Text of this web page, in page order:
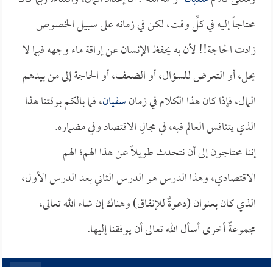
محتاجاً إليه في كلِّ وقت، لكن في زمانه على سبيل الخصوص
زادت الحاجة!! لأن به يحفظ الإنسان عن إراقة ماء وجهه فيما لا
يحل، أو التعرض للسؤال، أو الضعف، أو الحاجة إلى من بيدهم
المال، فإذا كان هذا الكلام في زمانسفيان، فما بالكم بوقتنا هذا
الذي يتنافس العالم فيه، في مجالِ الاقتصاد وفي مضماره.
إننا محتاجون إلى أن نتحدث طويلاً عن هذا الهم؛ الهم
الاقتصادي، وهذا الدرس هو الدرس الثاني بعد الدرس الأول،
الذي كان بعنوان (دعوةٌ للإنفاق) وهناك إن شاء الله تعالى،
مجموعةٌ أخرى أسأل الله تعالى أن يوفقنا إليها.